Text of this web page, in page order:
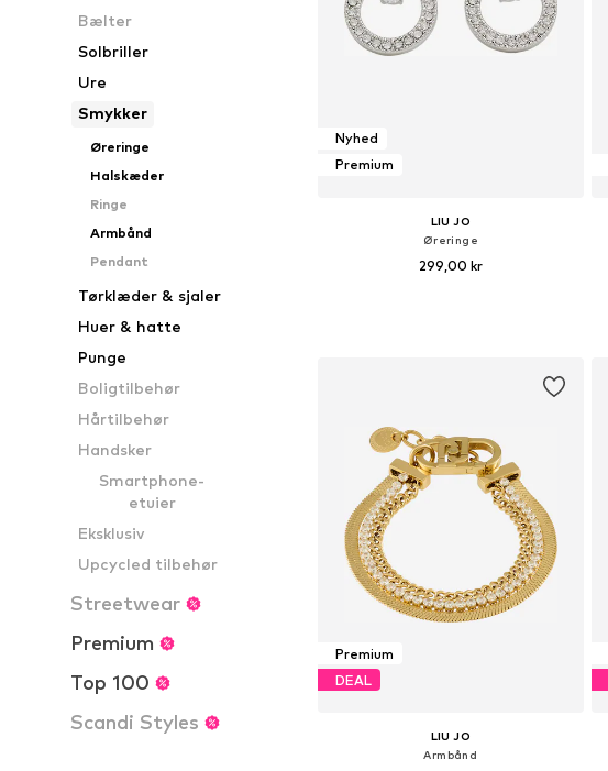
Bælter
Solbriller
Ure
Smykker
Øreringe
Halskæder
Ringe
Armbånd
Pendant
Tørklæder & sjaler
Huer & hatte
Punge
Boligtilbehør
Hårtilbehør
Handsker
Smartphone-
etuier
Eksklusiv
Upcycled tilbehør
Streetwear
Premium
Top 100
Scandi Styles
Nyhed
Premium
LIU JO
Øreringe
299,00 kr
Premium
DEAL
LIU JO
Armbånd